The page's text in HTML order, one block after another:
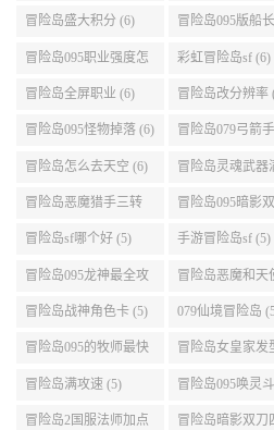
点 (6) 自己电脑 (6)
冒险岛盛大积分 (6) 冒险岛095版船
介绍 (6)
冒险岛095职业强度怎
么选 (6)
彩虹冒险岛sf (6)
冒险岛全屏职业 (6) 冒险岛改分辨率
冒险岛095怪物掉落 (6) 冒险岛079弓箭
升级的地方 (6)
冒险岛怎么去天空 (6) 冒险岛灵魂武器
(6)
冒险岛恶魔猎手三转
技能加点顺序 (5)
冒险岛095暗影
点 (5)
冒险岛sf哪个好 (5) 手游冒险岛sf (5)
冒险岛095龙神最全攻
略 (5)
冒险岛恶魔和天
冒险岛战神角色卡 (5) 079仙境冒险岛
冒险岛095的牧师最快
升级路线 (5)
冒险岛女皇家发
冒险岛满攻速 (5) 冒险岛095唤灵
能介绍 (5)
冒险岛2国服法师加点 冒险岛暗影双刀